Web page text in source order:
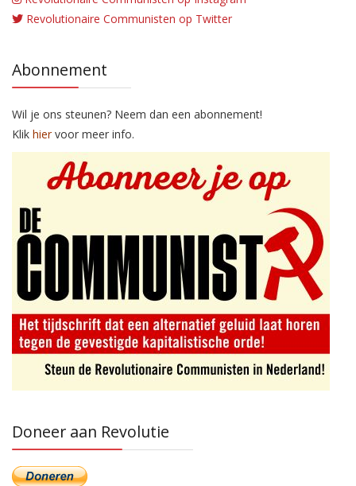
Revolutionaire Communisten op Twitter
Abonnement
Wil je ons steunen? Neem dan een abonnement!
Klik hiervoor meer info.
Doneer aan Revolutie